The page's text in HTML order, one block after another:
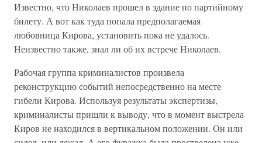
Известно, что Николаев прошел в здание по партийному
билету. А вот как туда попала предполагаемая
любовница Кирова, установить пока не удалось.
Неизвестно также, знал ли об их встрече Николаев.
Рабочая группа криминалистов произвела
реконструкцию событий непосредственно на месте
гибели Кирова. Используя результаты экспертизы,
криминалисты пришли к выводу, что в момент выстрела
Киров не находился в вертикальном положении. Он или